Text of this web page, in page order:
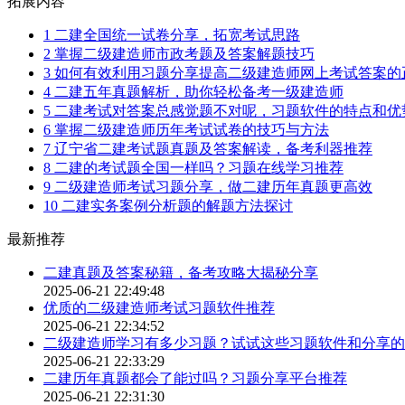
1 二建全国统一试卷分享，拓宽考试思路
2 掌握二级建造师市政考题及答案解题技巧
3 如何有效利用习题分享提高二级建造师网上考试答案的
4 二建五年真题解析，助你轻松备考一级建造师
5 二建考试对答案总感觉题不对呢，习题软件的特点和优
6 掌握二级建造师历年考试试卷的技巧与方法
7 辽宁省二建考试题真题及答案解读，备考利器推荐
8 二建的考试题全国一样吗？习题在线学习推荐
9 二级建造师考试习题分享，做二建历年真题更高效
10 二建实务案例分析题的解题方法探讨
最新推荐
二建真题及答案秘籍，备考攻略大揭秘分享
2025-06-21 22:49:48
优质的二级建造师考试习题软件推荐
2025-06-21 22:34:52
二级建造师学习有多少习题？试试这些习题软件和分享
2025-06-21 22:33:29
二建历年真题都会了能过吗？习题分享平台推荐
2025-06-21 22:31:30